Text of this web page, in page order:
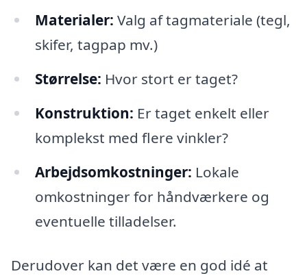
Materialer: Valg af tagmateriale (tegl,
skifer, tagpap mv.)
Størrelse: Hvor stort er taget?
Konstruktion: Er taget enkelt eller
komplekst med flere vinkler?
Arbejdsomkostninger: Lokale
omkostninger for håndværkere og
eventuelle tilladelser.
Derudover kan det være en god idé at